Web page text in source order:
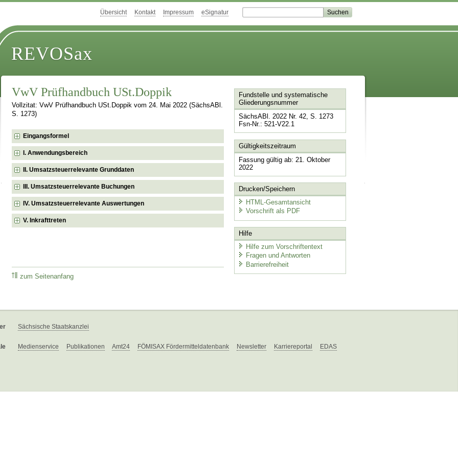
Übersicht Kontakt Impressum eSignatur
REVOSax
VwV Prüfhandbuch USt.Doppik
Vollzitat: VwV Prüfhandbuch USt.Doppik vom 24. Mai 2022 (SächsABl.
S. 1273)
Eingangsformel
I. Anwendungsbereich
II. Umsatzsteuerrelevante Grunddaten
III. Umsatzsteuerrelevante Buchungen
IV. Umsatzsteuerrelevante Auswertungen
V. Inkrafttreten
zum Seitenanfang
Fundstelle und systematische
Gliederungsnummer
SächsABl. 2022 Nr. 42, S. 1273
Fsn-Nr.: 521-V22.1
Gültigkeitszeitraum
Fassung gültig ab: 21. Oktober
2022
Drucken/Speichern
HTML-Gesamtansicht
Vorschrift als PDF
Hilfe
Hilfe zum Vorschriftentext
Fragen und Antworten
Barrierefreiheit
Sächsische Staatskanzlei
Medienservice Publikationen Amt24 FÖMISAX Fördermitteldatenbank Newsletter Karriereportal EDAS